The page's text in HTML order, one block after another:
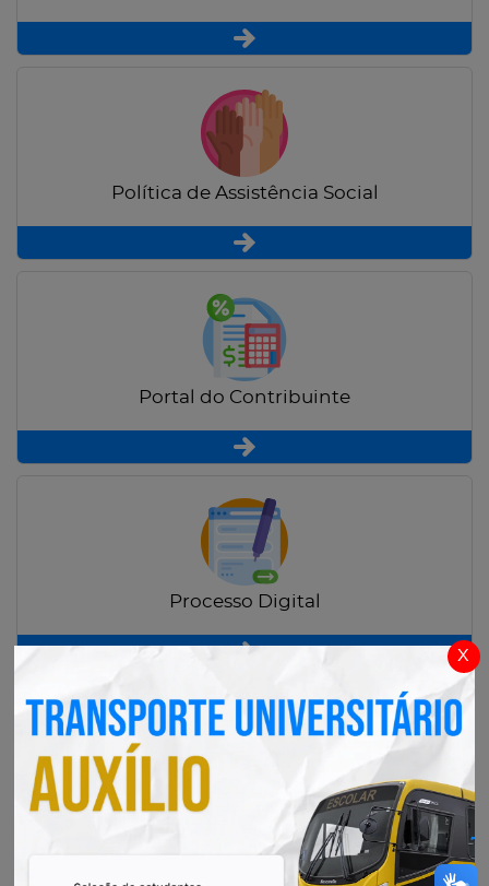
x
Política de Assistência Social
Portal do Contribuinte
Processo Digital
Radar Transparência Pública